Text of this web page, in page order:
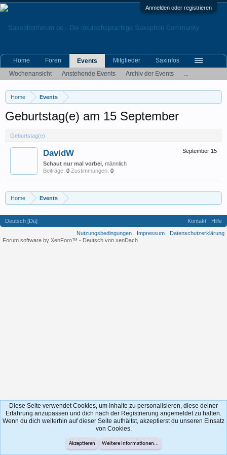
Anmelden oder registrieren
Home Events
Geburtstag(e) am 15 September
Geburtstag(e)
September 15
DavidW
Schaut nur mal vorbei , männlich
Beiträge: 0 Zustimmungen: 0
Home Events
Home Foren
Events
Wochenansicht
Anstehende Events Archiv der Events ...
Mitglieder Saxinfos
Deutsch [Du] Kontakt
Hilfe
Nutzungsbedingungen
Impressum
Datenschutzerklärung
Forum software by XenForo™ - Deutsch von xenDach
Diese Seite verwendet Cookies, um Inhalte zu personalisieren, diese deiner
Erfahrung anzupassen und dich nach der Registrierung angemeldet zu halten.
Wenn du dich weiterhin auf dieser Seite aufhältst, akzeptierst du unseren Einsatz
von Cookies.
Akzeptieren Weitere Informationen...